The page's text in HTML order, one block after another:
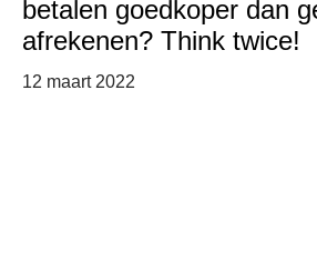
betalen goedkoper dan
afrekenen? Think twice!
12 maart 2022